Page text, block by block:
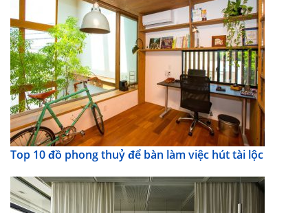
Top 10 đồ phong thuỷ để bàn làm việc hút tài lộc